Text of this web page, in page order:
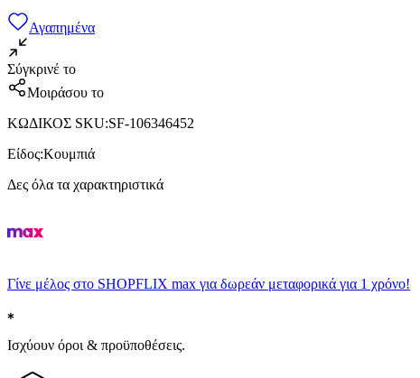
Αγαπημένα
Σύγκρινέ το
Μοιράσου το
ΚΩΔΙΚΟΣ SKU:SF-106346452
Είδος:Κουμπιά
Δες όλα τα χαρακτηριστικά
Γίνε μέλος στο SHOPFLIX max για δωρεάν μεταφορικά για 1 χρόνο!
Ισχύουν όροι & προϋποθέσεις.